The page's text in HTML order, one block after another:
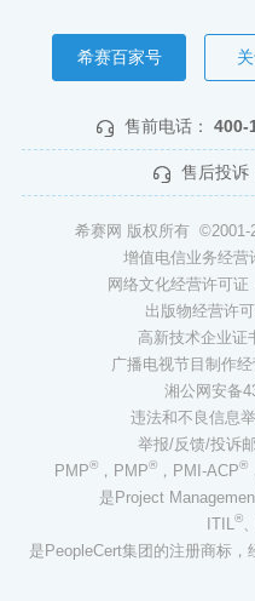
希赛百家号
售前电话： 400-
售后投诉
希赛网 版权所有
增值电信业务经营
网络文化经营许可证
出版物经营许
高新技术企业证
广播电视节目制作
湘公网安备
违法和不良信息
举报/反馈/投诉
PMP®，PMP®，PMI-ACP®
是Project
ITIL®
是PeopleCert集团的注册商标